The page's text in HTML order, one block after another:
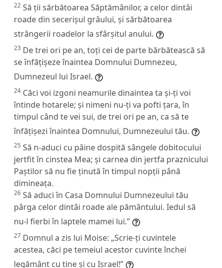
22 Să ții sărbătoarea Săptămânilor, a celor dintâi
roade din secerișul grâului, și sărbătoarea
strângerii roadelor la sfârșitul anului.
23 De trei ori pe an, toți cei de parte bărbătească să
se înfățișeze înaintea Domnului Dumnezeu,
Dumnezeul lui Israel.
24 Căci voi izgoni neamurile dinaintea ta și-ți voi
întinde hotarele; și nimeni nu-ți va pofti țara, în
timpul când te vei sui, de trei ori pe an, ca să te
înfățișezi înaintea Domnului, Dumnezeului tău.
25 Să n-aduci cu pâine dospită sângele dobitocului
jertfit în cinstea Mea; și carnea din jertfa praznicului
Paștilor să nu fie ținută în timpul nopții până
dimineața.
26 Să aduci în Casa Domnului Dumnezeului tău
pârga celor dintâi roade ale pământului. Iedul să
nu-l fierbi în laptele mamei lui.”
27 Domnul a zis lui Moise: „Scrie-ți cuvintele
acestea, căci pe temeiul acestor cuvinte închei
legământ cu tine și cu Israel!”